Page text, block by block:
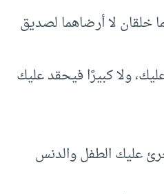
خلقان لا أرضاهما لصديق
ولا كبيرًا فيحقد عليك
عليك الطفل والدنس